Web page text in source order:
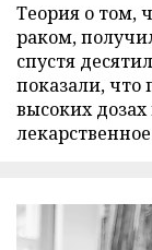
Теория о том,
раком,
спустя
показали, что
высоких